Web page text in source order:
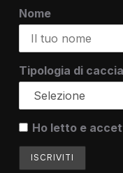
Nome
Tipologia di caccia
Ho letto e